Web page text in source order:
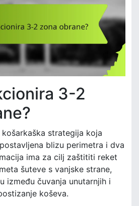
3-2
strategija koja
blizu perimetra i dva
ima za cilj zaštititi reket
šuteve s vanjske strane,
između čuvanja unutarnjih i
koševa.